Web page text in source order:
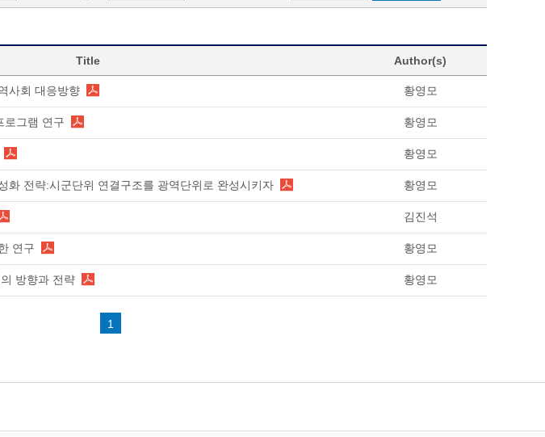
Title Author(s)
사회 대응방향 황영모
로그램 연구 황영모
황영모
화 전략:시군단위 연결구조를 광역단위로 완성시키자 황영모
김진석
연구 황영모
방향과 전략 황영모
1